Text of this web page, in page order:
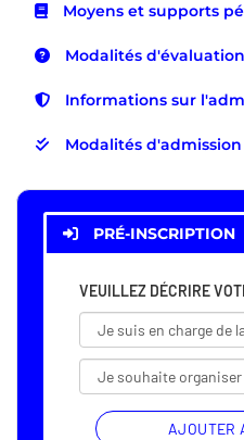
Moyens et supports
Modalités
Informations sur
Modalités d'admission
PRÉ-INSCRIPTION
VEUILLEZ DÉCRIRE
AJOUTER